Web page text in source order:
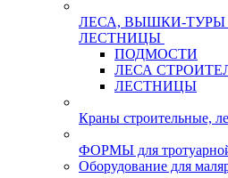
ЛЕСА, ВЫШКИ-
ЛЕСТНИЦЫ
ПОДМОСТИ
ЛЕСА
ЛЕСТНИЦЫ
Краны строительные,
ФОРМЫ для
Оборудование для